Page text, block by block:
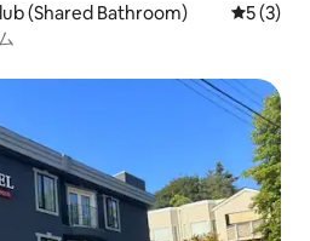
(Shared Bathroom) レビュー
5 (3)